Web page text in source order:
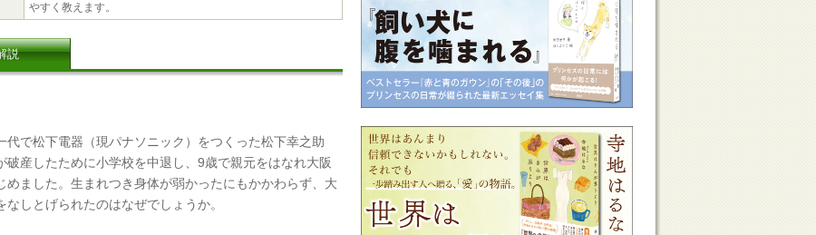
やすく教えます。
説
で松下電器（現パナソニック）をつくった松下幸之助
破産したために小学校を中退し、9歳で親元をはなれ大阪
めました。生まれつき身体が弱かったにもかかわらず、大
なしとげられたのはなぜでしょうか。